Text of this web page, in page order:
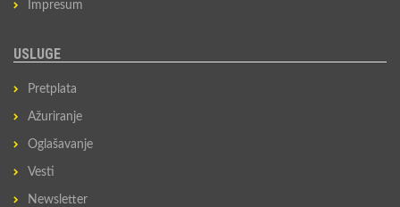
Impresum
USLUGE
Pretplata
Ažuriranje
Oglašavanje
Vesti
Newsletter